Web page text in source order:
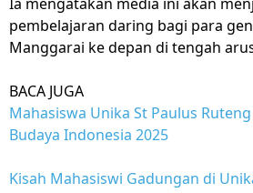
pembelajaran daring bagi para
Manggarai ke depan di tengah
BACA JUGA
Mahasiswa Unika St Paulus Ruteng
Budaya Indonesia 2025
Kisah Mahasiswi Gadungan di